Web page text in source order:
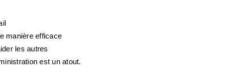
manière efficace
les autres
est un atout.